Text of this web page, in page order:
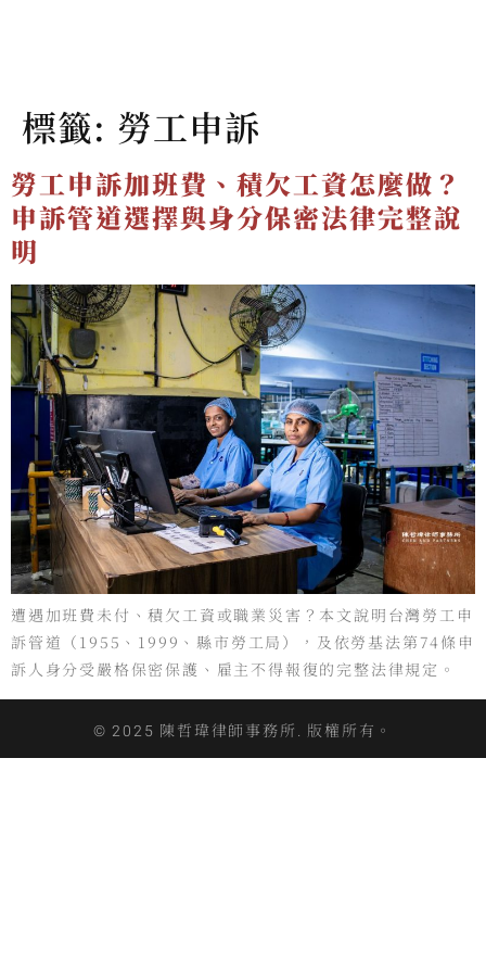
標籤: 勞工申訴
勞工申訴加班費、積欠工資怎麼做？
申訴管道選擇與身分保密法律完整說
明
遭遇加班費未付、積欠工資或職業災害？本文說明台灣勞工申
訴管道（1955、1999、縣市勞工局），及依勞基法第74條申
訴人身分受嚴格保密保護、雇主不得報復的完整法律規定。
© 2025 陳哲瑋律師事務所. 版權所有。